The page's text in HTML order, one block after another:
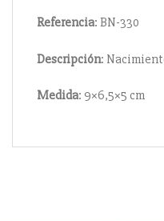
Referencia: BN-330
Descripción:
Medida: 9×6,5×5 cm